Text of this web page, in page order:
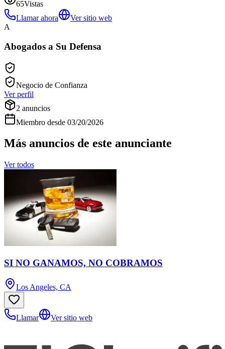
65Vistas
Llamar ahora
Ver sitio web
A
Abogados a Su Defensa
Negocio de Confianza
Ver perfil
2 anuncios
Miembro desde 03/20/2026
Más anuncios de este anunciante
Ver todos
SI NO GANAMOS, NO COBRAMOS
Los Angeles, CA
Llamar Ver sitio web